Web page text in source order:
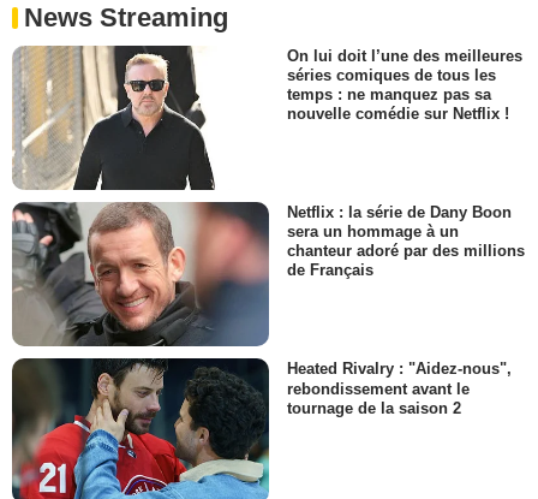
News Streaming
On lui doit l’une des meilleures
séries comiques de tous les
temps : ne manquez pas sa
nouvelle comédie sur Netflix !
Netflix : la série de Dany Boon
sera un hommage à un
chanteur adoré par des millions
de Français
Heated Rivalry : "Aidez-nous",
rebondissement avant le
tournage de la saison 2